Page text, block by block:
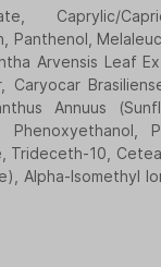
Caprylic/
Panthenol,
Arvensis Leaf
Annuus
10,
Alpha-Isomethyl